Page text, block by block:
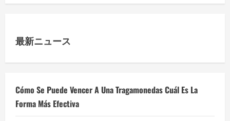
最新ニュース
Cómo Se Puede Vencer A Una Tragamonedas Cuál Es La
Forma Más Efectiva